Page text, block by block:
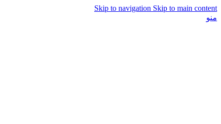
Skip to navigation Skip to main content
منو